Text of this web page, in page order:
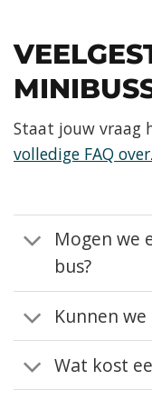
Staat jouw vraag
volledige FAQ
Mogen we
bus?
Kunnen
Wat kost